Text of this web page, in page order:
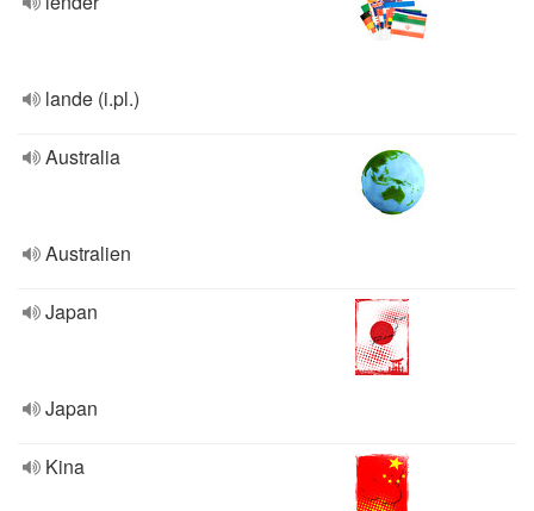
lande (i.pl.)
Australia
Australien
Japan
Japan
Kina